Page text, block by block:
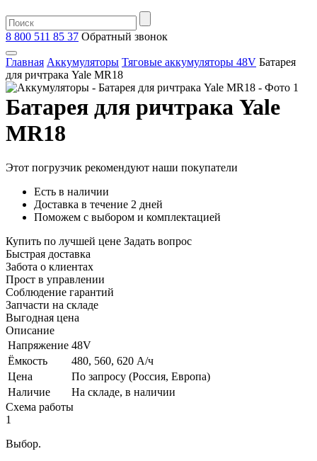
8 800 511 85 37 Oбратный звонок
Главная Аккумуляторы Тяговые аккумуляторы 48V Батарея
для ричтрака Yale MR18
Батарея для ричтрака Yale
MR18
Этот погрузчик рекомендуют наши покупатели
Есть в наличии
Доставка в течение 2 дней
Поможем с выбором и комплектацией
Купить по лучшей цене Задать вопрос
Быстрая доставка
Забота о клиентах
Прост в управлении
Соблюдение гарантий
Запчасти на складе
Выгодная цена
Описание
Напряжение 48V
Ёмкость
480, 560, 620 А/ч
Цена
По запросу (Россия, Европа)
Наличие
На складе, в наличии
Схема работы
1
Выбор.